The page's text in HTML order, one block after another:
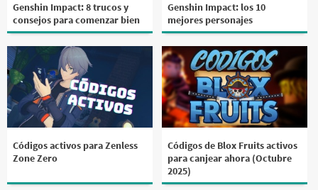
Genshin Impact: 8 trucos y
consejos para comenzar bien
Genshin Impact: los 10
mejores personajes
Códigos activos para Zenless
Zone Zero
Códigos de Blox Fruits activos
para canjear ahora (Octubre
2025)